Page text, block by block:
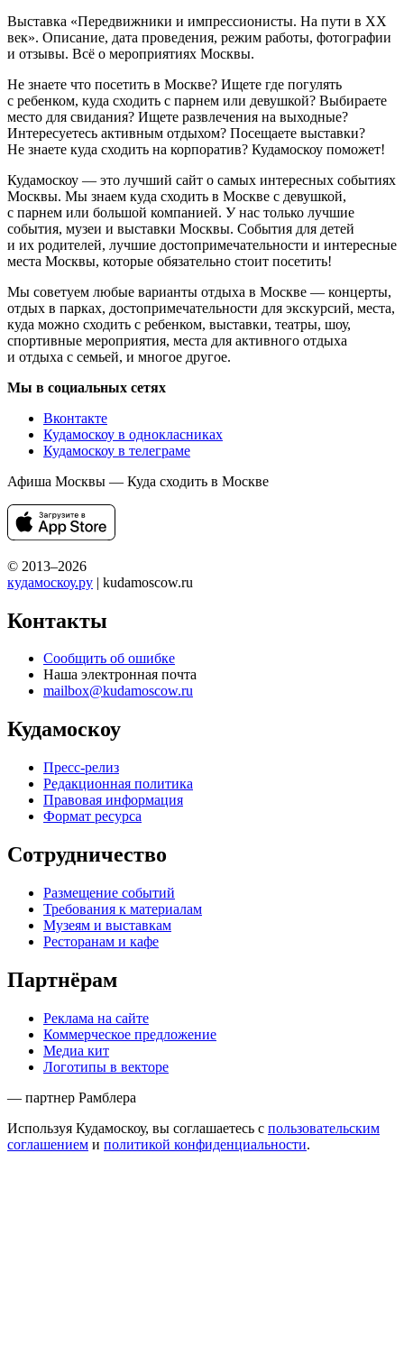
Выставка «Передвижники и импрессионисты. На пути в ХХ
век». Описание, дата проведения, режим работы, фотографии
и отзывы. Всё о мероприятиях Москвы.
Не знаете что посетить в Москве? Ищете где погулять
с ребенком, куда сходить с парнем или девушкой? Выбираете
место для свидания? Ищете развлечения на выходные?
Интересуетесь активным отдыхом? Посещаете выставки?
Не знаете куда сходить на корпоратив? Кудамоскоу поможет!
Кудамоскоу — это лучший сайт о самых интересных событиях
Москвы. Мы знаем куда сходить в Москве с девушкой,
с парнем или большой компанией. У нас только лучшие
события, музеи и выставки Москвы. События для детей
и их родителей, лучшие достопримечательности и интересные
места Москвы, которые обязательно стоит посетить!
Мы советуем любые варианты отдыха в Москве — концерты,
отдых в парках, достопримечательности для экскурсий, места,
куда можно сходить с ребенком, выставки, театры, шоу,
спортивные мероприятия, места для активного отдыха
и отдыха с семьей, и многое другое.
Мы в социальных сетях
Вконтакте
Кудамоскоу в однокласниках
Кудамоскоу в телеграме
Афиша Москвы — Куда сходить в Москве
© 2013–2026
кудамоскоу.ру | kudamoscow.ru
Контакты
Сообщить об ошибке
Наша электронная почта
mailbox@kudamoscow.ru
Кудамоскоу
Пресс-релиз
Редакционная политика
Правовая информация
Формат ресурса
Сотрудничество
Размещение событий
Требования к материалам
Музеям и выставкам
Ресторанам и кафе
Партнёрам
Реклама на сайте
Коммерческое предложение
Медиа кит
Логотипы в векторе
— партнер Рамблера
Используя Кудамоскоу, вы соглашаетесь с пользовательским
соглашением и политикой конфиденциальности.